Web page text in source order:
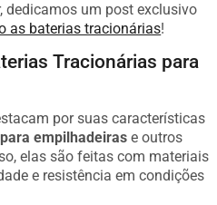
dedicamos um post exclusivo
as baterias tracionárias!
Tracionárias para
por suas características
empilhadeiras e outros
elas são feitas com materiais
e resistência em condições